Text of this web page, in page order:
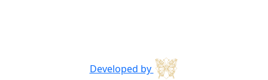
Developed by